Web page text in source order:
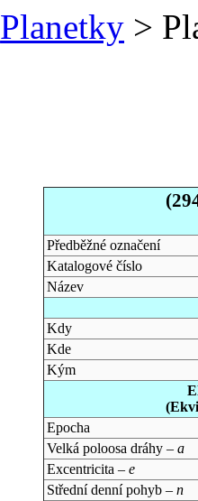
Planetky >
Předběžné označení
Katalogové číslo
Název
Kdy
Kde
Kým
Epocha
Velká poloosa dráhy – a
Excentricita – e
Střední denní pohyb – n